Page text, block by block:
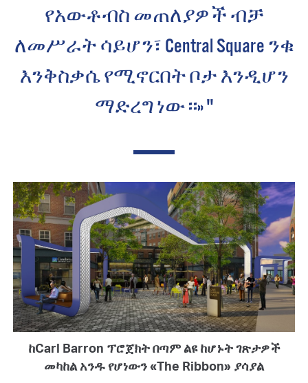
የአውቶብስ መጠለያዎች ብቻ
ለመሥራት ሳይሆን፣ Central Square ንቁ
እንቅስቃሴ የሚኖርበት ቦታ እንዲሆን
ማድረግ ነው።» "
ከCarl Barron ፕሮጀክት በጣም ልዩ ከሆኑት ገጽታዎች
መካከል አንዱ የሆነውን «The Ribbon» ያሳያል